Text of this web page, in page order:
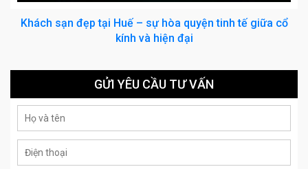
Khách sạn đẹp tại Huế – sự hòa quyện tinh tế giữa cổ
kính và hiện đại
GỬI YÊU CẦU TƯ VẤN